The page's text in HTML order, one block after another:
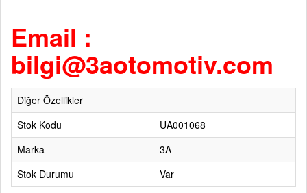
Email :
bilgi@3aotomotiv.com
Diğer Özellikler
Stok Kodu
UA001068
Marka
3A
Stok Durumu
Var